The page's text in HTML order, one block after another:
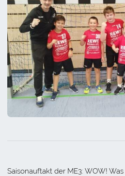
Saisonauftakt der ME3: WOW!